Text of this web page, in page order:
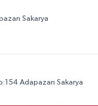
Sakarya
Adapazarı Sakarya